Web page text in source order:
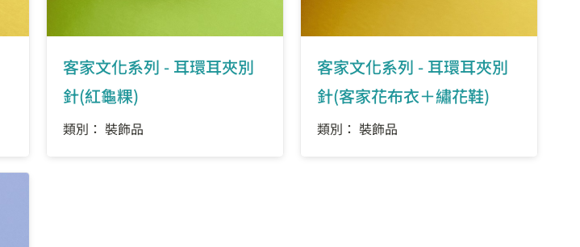
客家文化系列 - 耳環耳夾別
針(紅龜粿)
類別： 裝飾品
客家文化系列 - 耳環耳夾別
針(客家花布衣＋繡花鞋)
類別： 裝飾品